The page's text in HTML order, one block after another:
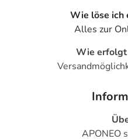
Wie löse ich
Alles zur
Wie erfolgt
APONEO